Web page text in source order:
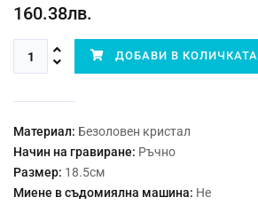
160.38лв.
ДОБАВИ В КОЛИЧКАТА
Материал: Безоловен кристал
Начин на гравиране: Ръчно
Размер: 18.5см
Миене в съдомиялна машина: Не